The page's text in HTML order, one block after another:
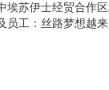
埃苏伊士经贸合作
员工：丝路梦想越